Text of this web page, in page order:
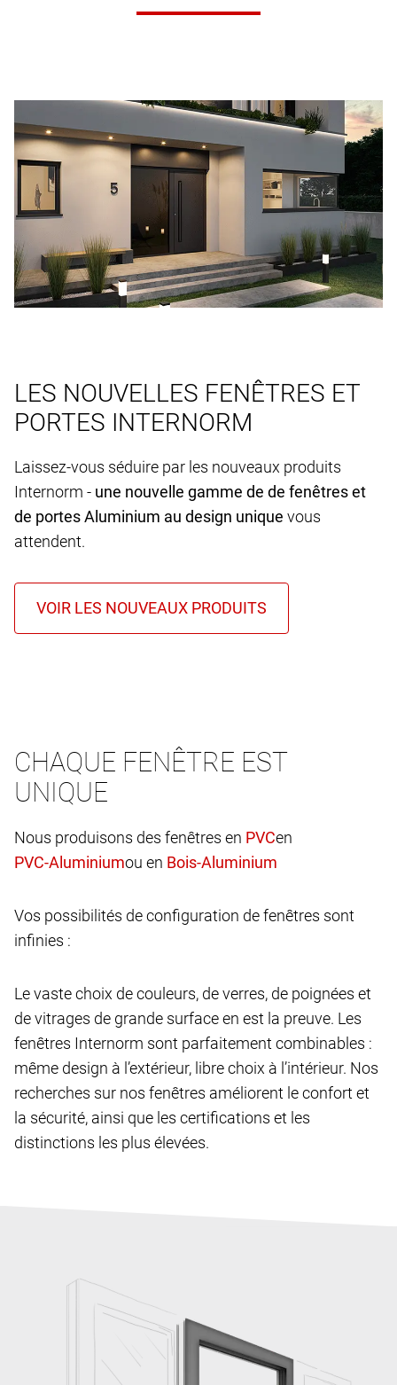
LES NOUVELLES FENÊTRES ET
PORTES INTERNORM
Laissez-vous séduire par les nouveaux produits
Internorm - une nouvelle gamme de de fenêtres et
de portes Aluminium au design unique vous
attendent.
CHAQUE FENÊTRE EST
UNIQUE
Nous produisons des fenêtres en
en
ou en
Vos possibilités de configuration de fenêtres sont
infinies :
Le vaste choix de couleurs, de verres, de poignées et
de vitrages de grande surface en est la preuve. Les
fenêtres Internorm sont parfaitement combinables :
même design à l’extérieur, libre choix à l’intérieur. Nos
recherches sur nos fenêtres améliorent le confort et
la sécurité, ainsi que les certifications et les
distinctions les plus élevées.